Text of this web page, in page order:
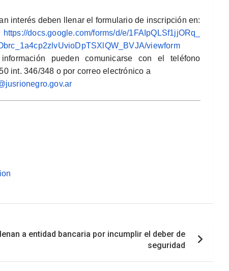
interés deben llenar el formulario de inscripción en:
https://docs.google.com/forms/d/e/1FAIpQLSf1jjORq_
1a4cp2zlvUvioDpTSXlQW_BVJA/viewform
pueden comunicarse con el teléfono
int. 346/348 o por correo electrónico a
ar
a entidad bancaria por incumplir el deber de
seguridad